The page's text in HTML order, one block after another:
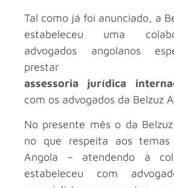
Tal como já foi anunciado, a
estabeleceu uma
advogados angolanos
prestar
assessoria jurídica
com os advogados da Belzuz
No presente mês o da
no que respeita aos
Angola – atendendo à
estabeleceu com